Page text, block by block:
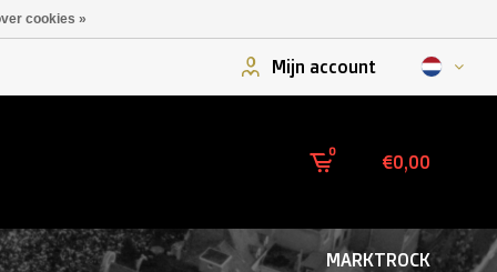
Mijn account
0
€0,00
MARKTROCK
cookies »